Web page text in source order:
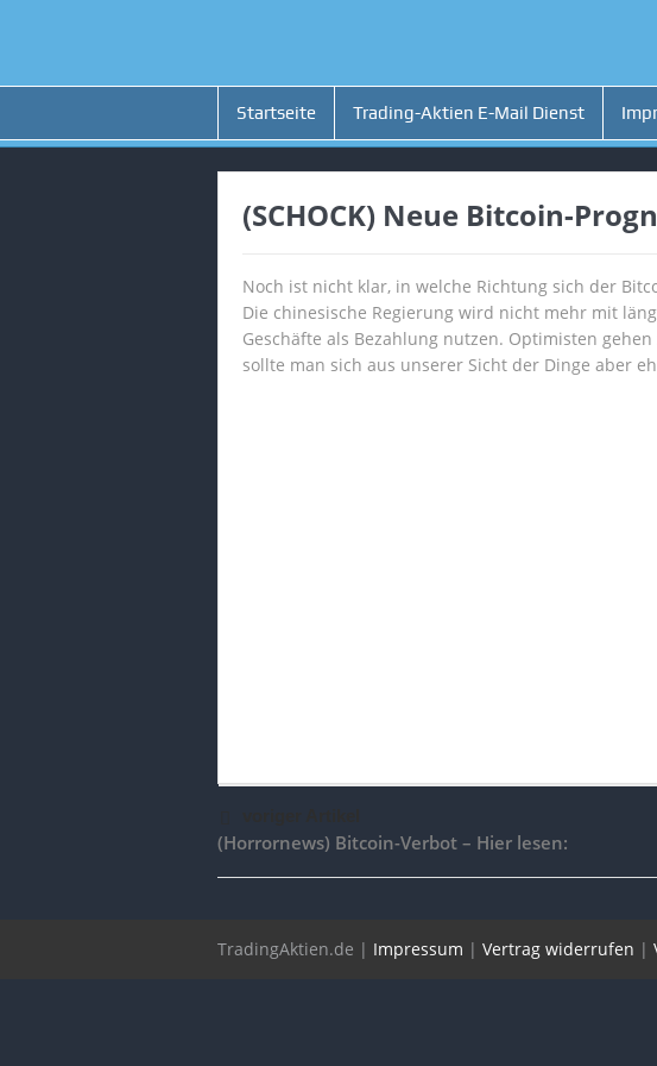
Startseite Trading-Aktien E-Mail Dienst
(SCHOCK) Neue Bitcoin-
Noch ist nicht klar, in welche Richtung sich der
Die chinesische Regierung wird nicht mehr mit
Geschäfte als Bezahlung nutzen. Optimisten
sollte man sich aus unserer Sicht der Dinge aber
(Horrornews) Bitcoin-Verbot – Hier lesen:
TradingAktien.de | Impressum | Vertrag widerrufen |